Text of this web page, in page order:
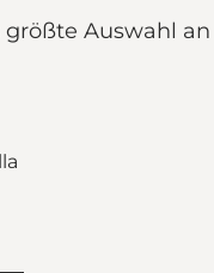
Auswahl